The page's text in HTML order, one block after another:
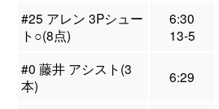
#25 アレン 3Pシュー
ト○(8点)
6:30
13-5
#0 藤井 アシスト(3
本)
6:29